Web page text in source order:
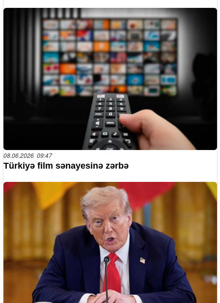
08.06.2026 09:47
Türkiyə film sənayesinə zərbə